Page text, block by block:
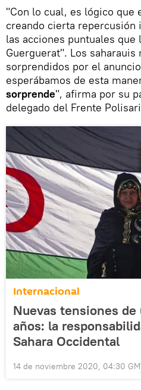
"Con lo cual, es lógico que
creando cierta repercusión
las acciones puntuales que
Guerguerat". Los saharauis
sorprendidos por el
esperábamos de esta
sorprende", afirma por su
delegado del Frente
Internacional
Nuevas tensiones
años: la
Sahara Occidental
14 de noviembre 2020, 04:30